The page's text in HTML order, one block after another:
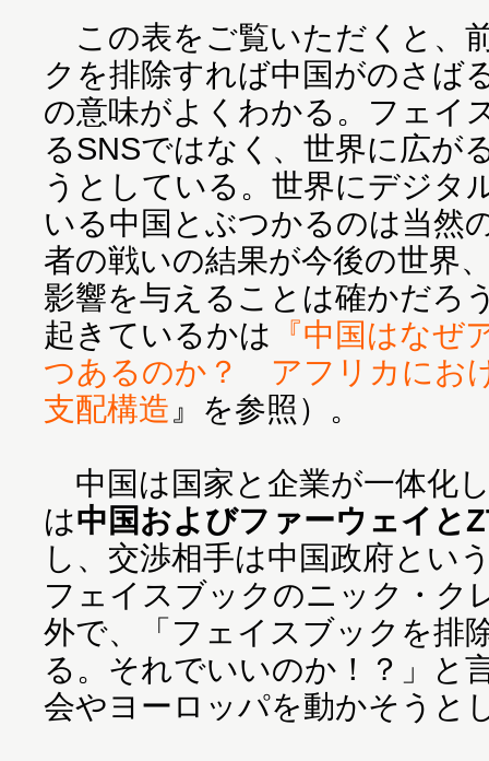
この表をご覧いただくと、
クを排除すれば中国がのさば
の意味がよくわかる。フェイ
るSNSではなく、世界に広が
うとしている。世界にデジタ
いる中国とぶつかるのは当然
者の戦いの結果が今後の世界
影響を与えることは確かだろ
起きているかは 『中国はなぜ
つあるのか？ アフリカにお
支配構造 』を参照）。
中国は国家と企業が一体化
は中国およびファーウェイと
し、交渉相手は中国政府とい
フェイスブックのニック・ク
外で、「フェイスブックを排
る。それでいいのか！？」と
会やヨーロッパを動かそうと